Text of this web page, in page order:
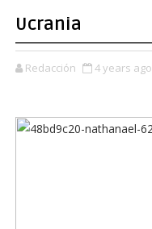
Ucrania
Redacción 4 years ago